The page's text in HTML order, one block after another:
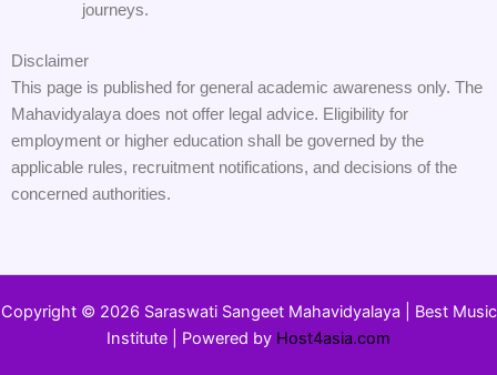
journeys.
Disclaimer
This page is published for general academic awareness only. The
Mahavidyalaya does not offer legal advice. Eligibility for
employment or higher education shall be governed by the
applicable rules, recruitment notifications, and decisions of the
concerned authorities.
Copyright © 2026 Saraswati Sangeet Mahavidyalaya | Best Music
Institute | Powered by Host4asia.com